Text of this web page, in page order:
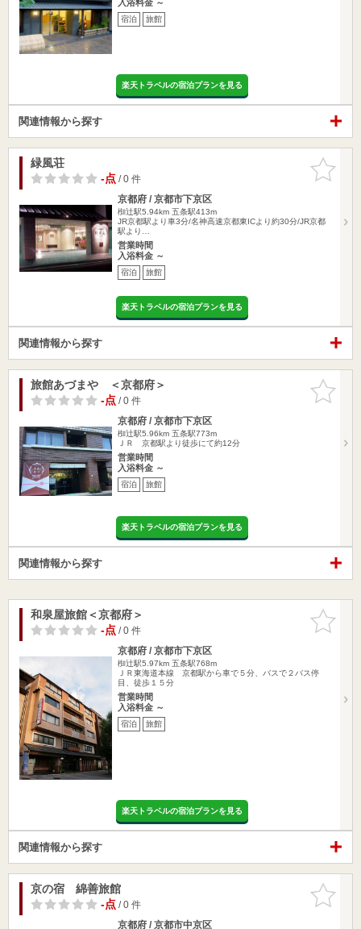
入浴料金 ～
宿泊 旅館
楽天トラベルの宿泊プランを見る
関連情報から探す
お気に入
りに追加
緑風荘
-点/ 0 件
京都府 / 京都市下京区
椥辻駅5.94km 五条駅413m
JR京都駅より車3分/名神高速京都東ICより約30分/JR京都
駅より…
営業時間
入浴料金 ～
宿泊 旅館
楽天トラベルの宿泊プランを見る
関連情報から探す
お気に入
りに追加
旅館あづまや ＜京都府＞
-点/ 0 件
京都府 / 京都市下京区
椥辻駅5.96km 五条駅773m
ＪＲ 京都駅より徒歩にて約12分
営業時間
入浴料金 ～
宿泊 旅館
楽天トラベルの宿泊プランを見る
関連情報から探す
お気に入
りに追加
和泉屋旅館＜京都府＞
-点/ 0 件
京都府 / 京都市下京区
椥辻駅5.97km 五条駅768m
ＪＲ東海道本線 京都駅から車で５分、バスで２バス停
目、徒歩１５分
営業時間
入浴料金 ～
宿泊 旅館
楽天トラベルの宿泊プランを見る
関連情報から探す
お気に入
りに追加
京の宿 綿善旅館
-点/ 0 件
京都府 / 京都市中京区